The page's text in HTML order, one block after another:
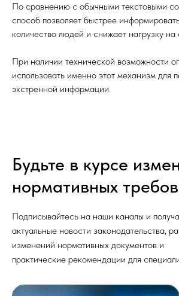
По сравнению с обычными текстовыми
способ позволяет быстрее
количество людей и снижает нагрузку на
При наличии технической возможности
использовать именно этот механизм для
экстренной информации.
Будьте в курсе
нормативных
Подписывайтесь на наши каналы и
актуальные новости законодательства,
изменений нормативных документов и
практические рекомендации для